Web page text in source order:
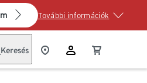
További információk
Keresés